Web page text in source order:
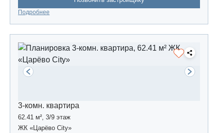
Подробнее
3-комн. квартира
62.41 м², 3/9 этаж
ЖК «Царёво City»